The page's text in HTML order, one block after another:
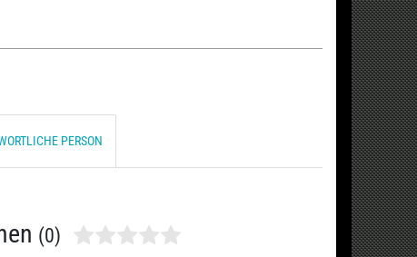
PERSON
(0)